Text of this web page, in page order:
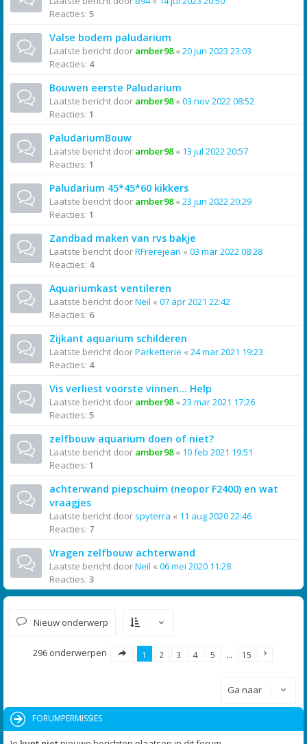
Reacties: 5
Valse bodem paludarium
Laatste bericht door amber98« 20 jun 2023 23:03
Reacties: 4
Bouwen eerste Paludarium
Laatste bericht door amber98« 03 nov 2022 08:52
Reacties: 1
PaludariumBouw
Laatste bericht door amber98« 13 jul 2022 20:57
Reacties: 1
Paludarium 45*45*60 kikkers
Laatste bericht door amber98« 23 jun 2022 20:29
Reacties: 1
Zandbad maken van rvs bakje
Laatste bericht doorRFrerejean « 03 mar 2022 08:28
Reacties: 4
Aquariumkast ventileren
Laatste bericht doorNeil « 07 apr 2021 22:42
Reacties: 6
Zijkant aquarium schilderen
Laatste bericht doorParketterie « 24 mar 2021 19:23
Reacties: 4
Vis verliest voorste vinnen... Help
Laatste bericht door amber98« 23 mar 2021 17:26
Reacties: 5
zelfbouw aquarium doen of niet?
Laatste bericht door amber98« 10 feb 2021 19:51
Reacties: 1
achterwand piepschuim (neopor F2400) en wat
vraagjes
Laatste bericht door spyterra « 11 aug 2020 22:46
Reacties: 7
Vragen zelfbouw achterwand
Laatste bericht doorNeil « 06 mei 2020 11:28
Reacties: 3
Nieuw onderwerp
296 onderwerpen 1 2 3 4 5 … 15
Ga naar
FORUMPERMISSIES